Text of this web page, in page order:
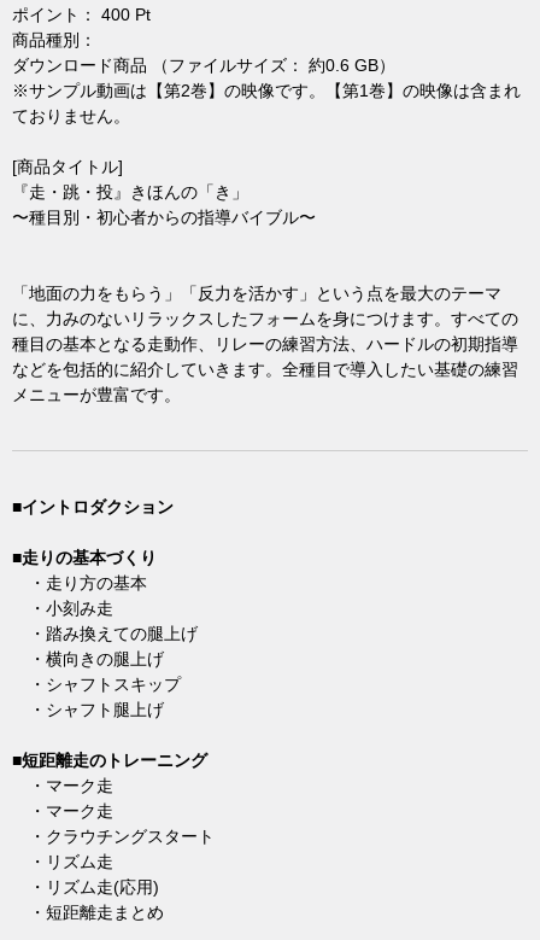
ポイント： 400 Pt
商品種別：
ダウンロード商品 （ファイルサイズ： 約0.6 GB）
※サンプル動画は【第2巻】の映像です。【第1巻】の映像は含まれ
ておりません。
[商品タイトル]
『走・跳・投』きほんの「き」
〜種目別・初心者からの指導バイブル〜
「地面の力をもらう」「反力を活かす」という点を最大のテーマ
に、力みのないリラックスしたフォームを身につけます。すべての
種目の基本となる走動作、リレーの練習方法、ハードルの初期指導
などを包括的に紹介していきます。全種目で導入したい基礎の練習
メニューが豊富です。
■イントロダクション
■走りの基本づくり
・走り方の基本
・小刻み走
・踏み換えての腿上げ
・横向きの腿上げ
・シャフトスキップ
・シャフト腿上げ
■短距離走のトレーニング
・マーク走
・マーク走
・クラウチングスタート
・リズム走
・リズム走(応用)
・短距離走まとめ